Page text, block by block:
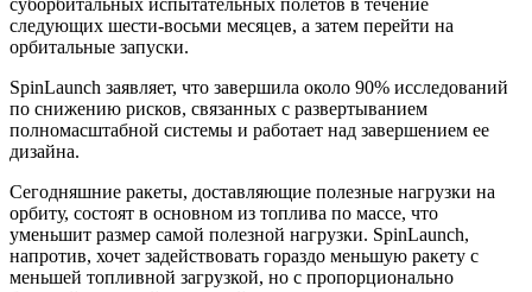
следующих шести-восьми месяцев, а затем перейти на
орбитальные запуски.
SpinLaunch заявляет, что завершила около 90% исследований
по снижению рисков, связанных с развертыванием
полномасштабной системы и работает над завершением ее
дизайна.
Сегодняшние ракеты, доставляющие полезные нагрузки на
орбиту, состоят в основном из топлива по массе, что
уменьшит размер самой полезной нагрузки. SpinLaunch,
напротив, хочет задействовать гораздо меньшую ракету с
меньшей топливной загрузкой, но с пропорционально